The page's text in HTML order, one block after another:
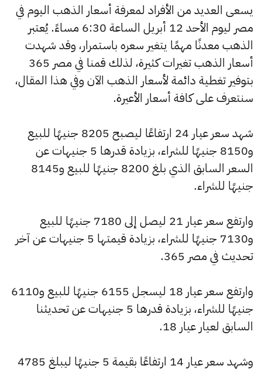
يسعى العديد من الأفراد لمعرفة أسعار الذهب اليوم في
مصر ليوم الأحد 12 أبريل الساعة 6:30 مساءً. يُعتبر
الذهب معدنًا مهمًا يتغير سعره باستمرار، وقد شهدت
أسعار الذهب تغيرات كثيرة، لذلك قمنا في مصر 365
بتوفير تغطية دائمة لأسعار الذهب الآن وفي هذا المقال،
سنتعرف على كافة أسعار الأعيرة.
شهد سعر عيار 24 ارتفاعًا ليصبح 8205 جنيهًا للبيع
و8150 جنيهًا للشراء، بزيادة قدرها 5 جنيهات عن
السعر السابق الذي بلغ 8200 جنيهًا للبيع و8145
جنيهًا للشراء.
وارتفع سعر عيار 21 ليصل إلى 7180 جنيهًا للبيع
و7130 جنيهًا للشراء، بزيادة قيمتها 5 جنيهات عن آخر
تحديث في مصر 365.
وارتفع سعر عيار 18 ليسجل 6155 جنيهًا للبيع و6110
جنيهًا للشراء، بزيادة قدرها 5 جنيهات عن تحديثنا
السابق لعيار عيار 18.
وشهد سعر عيار 14 ارتفاعًا بقيمة 5 جنيهًا ليبلغ 4785